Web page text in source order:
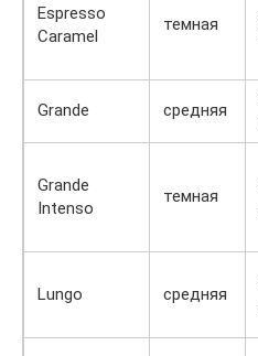
Espresso
Caramel
темная
Grande средняя
Grande
Intenso
темная
Lungo средняя